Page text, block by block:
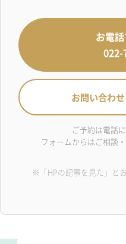
お電
022-
お問い合わ
ご予約は電話
フォームからはご相談
※「HPの記事を見た」と